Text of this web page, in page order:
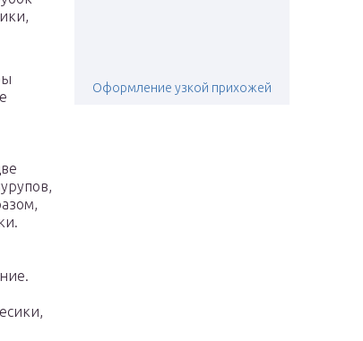
Оформление узкой прихожей